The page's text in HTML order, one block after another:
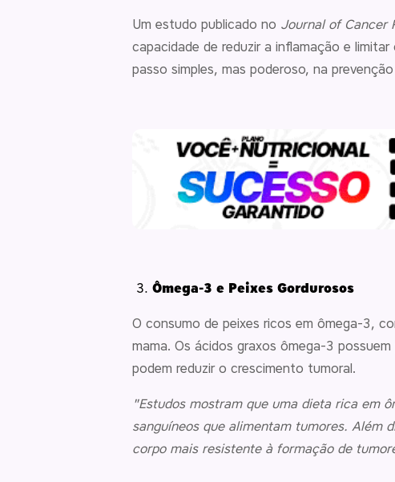
Um estudo publicado no Journal of Cancer
capacidade de reduzir a inflamação e
passo simples, mas poderoso, na
Ômega-3 e Peixes Gordurosos
O consumo de peixes ricos em ômega-3,
mama. Os ácidos graxos ômega-3
podem reduzir o crescimento tumoral.
"Estudos mostram que uma dieta rica em
sanguíneos que alimentam tumores. Além
corpo mais resistente à formação de